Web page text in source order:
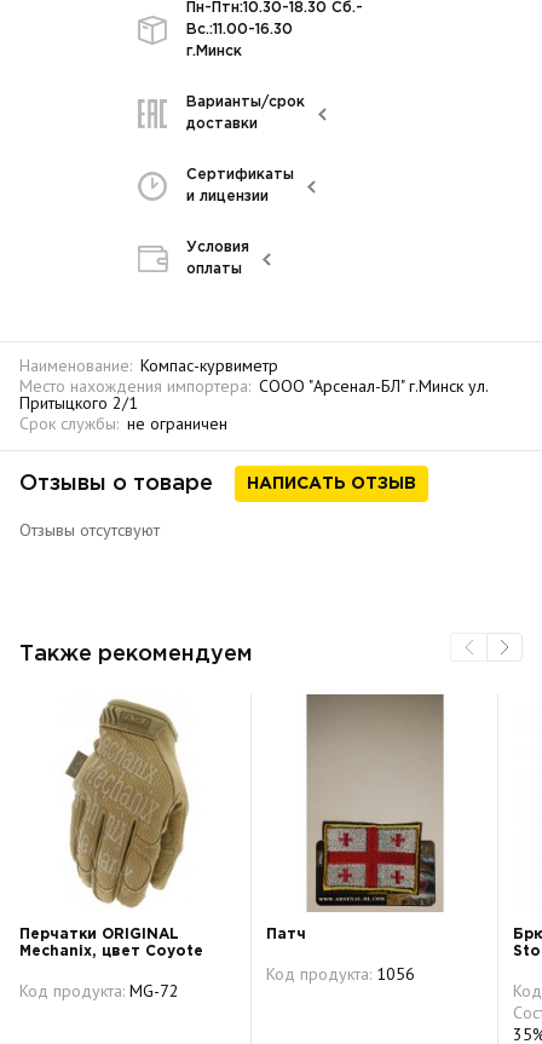
Пн-Птн:10.30-18.30 Сб.-
Вс.:11.00-16.30
г.Минск
Варианты/срок
доставки
Сертификаты
и лицензии
Условия
оплаты
Наименование: Компас-курвиметр
Место нахождения импортера: СООО "Арсенал-БЛ" г.Минск ул.
Притыцкого 2/1
Срок службы: не ограничен
Отзывы о товаре НАПИСАТЬ ОТЗЫВ
Отзывы отсутсвуют
Также рекомендуем
Перчатки ORIGINAL
Mechanix, цвет Coyote
Код продукта: MG-72
Патч
Код продукта: 1056